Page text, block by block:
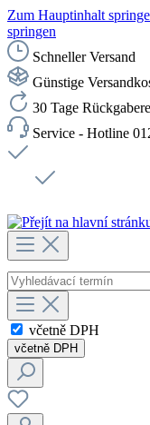
Zum Hauptinhalt
springen
Schneller Versand
Günstige
30 Tage
Service - Hotline
včetně DPH
včetně DPH